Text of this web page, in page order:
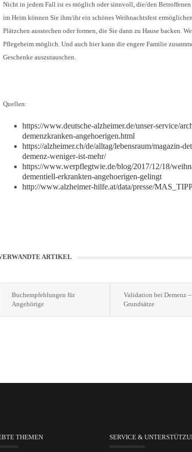
Nicht in jedem Fall ist es möglich oder sinnvoll, die/den Betroffenen
im Heim können Sie ihm/ihr ein schönes Weihnachtsfest
Plätzchen ausstechen oder formen, die Sie dann zu Hause backen.
Pflegeheim möglich. Und auch hier kann die engere Familie
Geschenke auszutauschen.
Quellen:
https://www.deutsche-alzheimer.de/unser-service/
demenzkranken-angehoerigen.html
https://alzheimer.ch/de/alltag/lebensraum/magazin-
demenz-weniger-ist-mehr/
https://www.werpflegtwie.de/blog/2017/12/18/
dementiell-erkrankten-angehoerigen-gelingt
http://www.alzheimer-hilfe.at/data/presse/
ARTIKEL
Buchempfehlungen für
Angehörige
Validation bei Demenz
Grundsätze
THEMEN SERVICE &